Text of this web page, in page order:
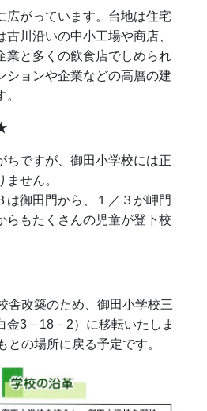
広がっています。台地は住宅
川沿いの中小工場や商店、
業と多くの飲食店でしめられ
ションや企業などの高層の建
ですが、御田小学校には正
せん。
御田門から、１／３が岬門
らもたくさんの児童が登下校
改築のため、御田小学校三
金3－18－2）に移転いたしま
との場所に戻る予定です。